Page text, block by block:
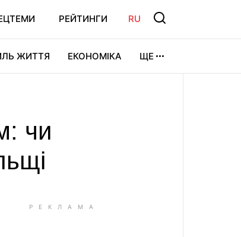
РЕЙТИНГИ RU
ЖИТТЯ ЕКОНОМІКА ЩЕ
чи